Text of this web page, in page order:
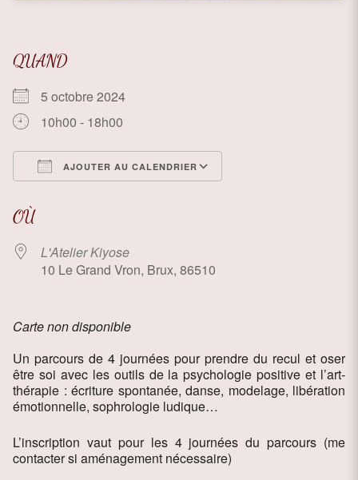
QUAND
5 octobre 2024
10h00 - 18h00
AJOUTER AU CALENDRIER
OÙ
L'Atelier Kiyose
10 Le Grand Vron, Brux, 86510
Carte non disponible
Un parcours de 4 journées pour prendre du recul et oser
être soi avec les outils de la psychologie positive et l’art-
thérapie : écriture spontanée, danse, modelage, libération
émotionnelle, sophrologie ludique…
L’inscription vaut pour les 4 journées du parcours (me
contacter si aménagement nécessaire)